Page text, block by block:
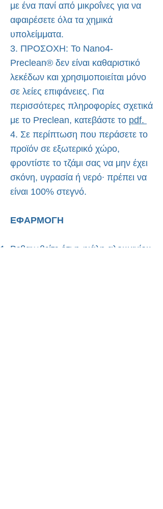
με ένα πανί από μικροΐνες για να
αφαιρέσετε όλα τα χημικά
υπολείμματα.
3. ΠΡΟΣΟΧΗ: Το Nano4-
Preclean® δεν είναι καθαριστικό
λεκέδων και χρησιμοποιείται μόνο
σε λείες επιφάνειες. Για
περισσότερες πληροφορίες σχετικά
με το Preclean, κατεβάστε το pdf.
4. Σε περίπτωση που περάσετε το
προϊόν σε εξωτερικό χώρο,
φροντίστε το τζάμι σας να μην έχει
σκόνη, υγρασία ή νερό∙ πρέπει να
είναι 100% στεγνό.
ΕΦΑΡΜΟΓΗ
Βεβαιωθείτε ότι η φιάλη αλουμινίου